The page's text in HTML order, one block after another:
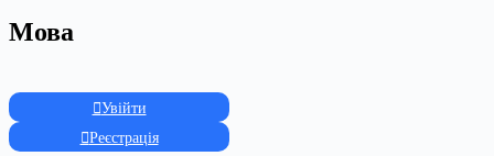
Мова
Увійти
Реєстрація